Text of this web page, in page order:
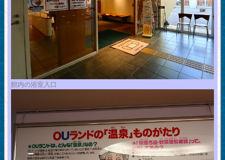
館内の浴室入口